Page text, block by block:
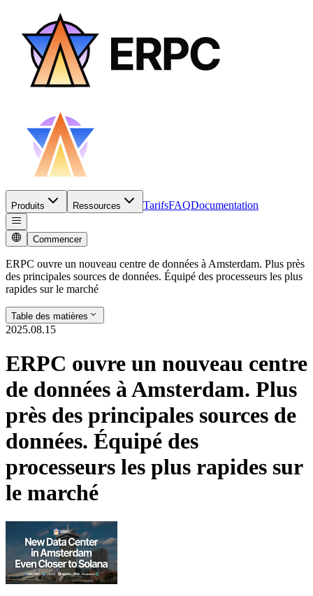
Produits Ressources TarifsFAQDocumentation
Commencer
ERPC ouvre un nouveau centre de données à Amsterdam. Plus près
des principales sources de données. Équipé des processeurs les plus
rapides sur le marché
Table des matières
2025.08.15
ERPC ouvre un nouveau centre
de données à Amsterdam. Plus
près des principales sources de
données. Équipé des
processeurs les plus rapides sur
le marché